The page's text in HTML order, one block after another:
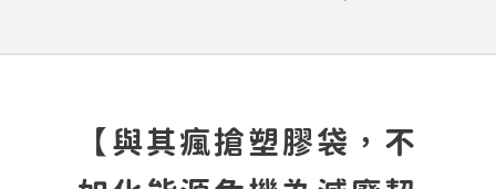
【與其瘋搶塑膠袋，不